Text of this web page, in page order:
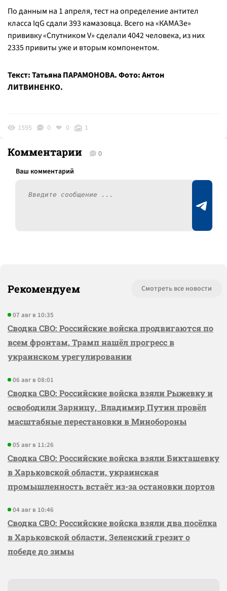
По данным на 1 апреля, тест на определение антител
класса IqG сдали 393 камазовца. Всего на «КАМАЗе»
прививку «Спутником V» сделали 4042 человека, из них
2335 привиты уже и вторым компонентом.
Текст: Татьяна ПАРАМОНОВА. Фото: Антон
ЛИТВИНЕНКО.
1595 0 0 1
Комментарии 0
Рекомендуем Смотреть все новости
07 авг в 10:35
Сводка СВО: Российские войска продвигаются по
всем фронтам, Трамп нашёл прогресс в
украинском урегулировании
06 авг в 08:01
Сводка СВО: Российские войска взяли Рыжевку и
освободили Зарницу, Владимир Путин провёл
масштабные перестановки в Минобороны
05 авг в 11:26
Сводка СВО: Российские войска взяли Бикташевку
в Харьковской области, украинская
промышленность встаёт из-за остановки портов
04 авг в 10:46
Сводка СВО: Российские войска взяли два посёлка
в Харьковской области, Зеленский грезит о
победе до зимы